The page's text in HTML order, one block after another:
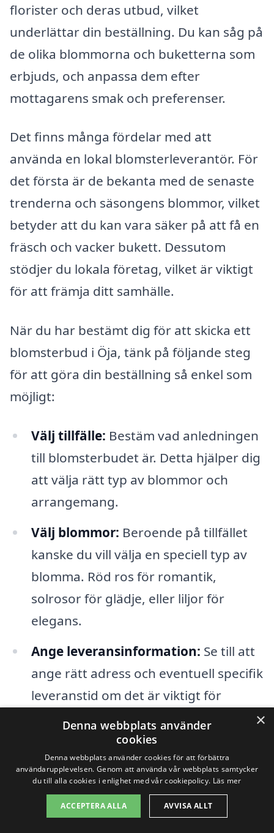
florister och deras utbud, vilket
underlättar din beställning. Du kan såg på
de olika blommorna och buketterna som
erbjuds, och anpassa dem efter
mottagarens smak och preferenser.
Det finns många fördelar med att
använda en lokal blomsterleverantör. För
det första är de bekanta med de senaste
trenderna och säsongens blommor, vilket
betyder att du kan vara säker på att få en
fräsch och vacker bukett. Dessutom
stödjer du lokala företag, vilket är viktigt
för att främja ditt samhälle.
När du har bestämt dig för att skicka ett
blomsterbud i Öja, tänk på följande steg
för att göra din beställning så enkel som
möjligt:
Välj tillfälle: Bestäm vad anledningen
till blomsterbudet är. Detta hjälper dig
att välja rätt typ av blommor och
arrangemang.
Välj blommor: Beroende på tillfället
kanske du vill välja en speciell typ av
blomma. Röd ros för romantik,
solrosor för glädje, eller liljor för
elegans.
Ange leveransinformation: Se till att
ange rätt adress och eventuell specifik
leveranstid om det är viktigt för
Personligt meddelande:
florister erbjuder möjligheten att
inkludera ett kort med ett
meddelande, vilket ger en personlig
×
Denna webbplats använder
cookies
Denna webbplats använder cookies för att förbättra
användarupplevelsen. Genom att använda vår webbplats samtycker
du till alla cookies i enlighet med vår cookiepolicy. Läs mer
ACCEPTERA ALLA AVVISA ALLT